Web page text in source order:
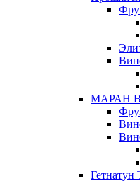
МАРАН